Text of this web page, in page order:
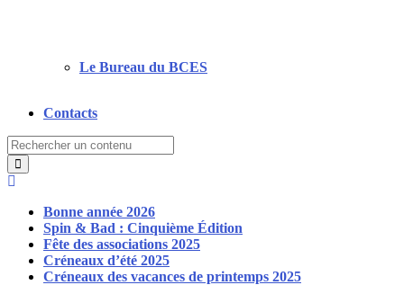
Le Bureau du BCES
Contacts
Search
for:
Bonne année 2026
Spin & Bad : Cinquième Édition
Fête des associations 2025
Créneaux d’été 2025
Créneaux des vacances de printemps 2025